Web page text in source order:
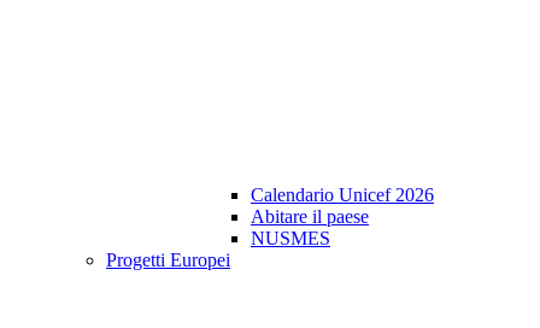
Calendario Unicef 2026
Abitare il paese
NUSMES
Progetti Europei